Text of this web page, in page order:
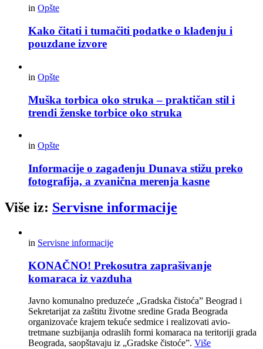
in Opšte
Kako čitati i tumačiti podatke o klađenju i
pouzdane izvore
in Opšte
Muška torbica oko struka – praktičan stil i
trendi ženske torbice oko struka
in Opšte
Informacije o zagađenju Dunava stižu preko
fotografija, a zvanična merenja kasne
Više iz: Servisne informacije
in Servisne informacije
KONAČNO! Prekosutra zaprašivanje
komaraca iz vazduha
Javno komunalno preduzeće „Gradska čistoća” Beograd i
Sekretarijat za zaštitu životne sredine Grada Beograda
organizovaće krajem tekuće sedmice i realizovati avio-
tretmane suzbijanja odraslih formi komaraca na teritoriji grada
Beograda, saopštavaju iz „Gradske čistoće”. Više